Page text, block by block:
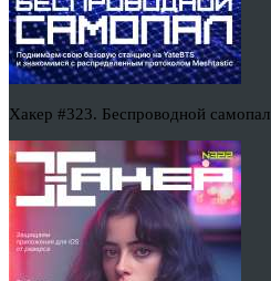
Хакер #323. Беспроводной самопал